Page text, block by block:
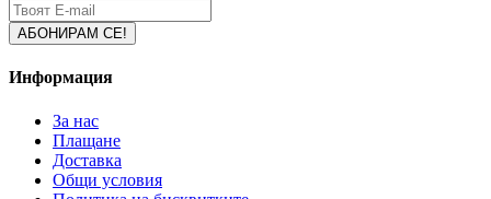
Информация
За нас
Плащане
Доставка
Общи условия